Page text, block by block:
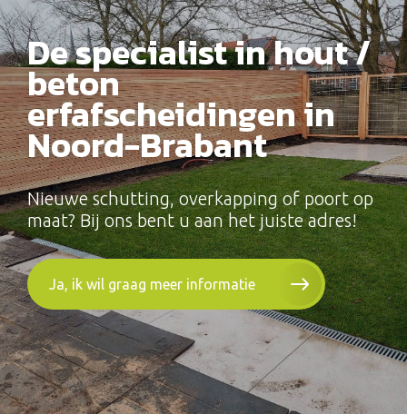
De specialist in hout /
beton
erfafscheidingen in
Noord-Brabant
Nieuwe schutting, overkapping of poort op
maat? Bij ons bent u aan het juiste adres!
Ja, ik wil graag meer informatie